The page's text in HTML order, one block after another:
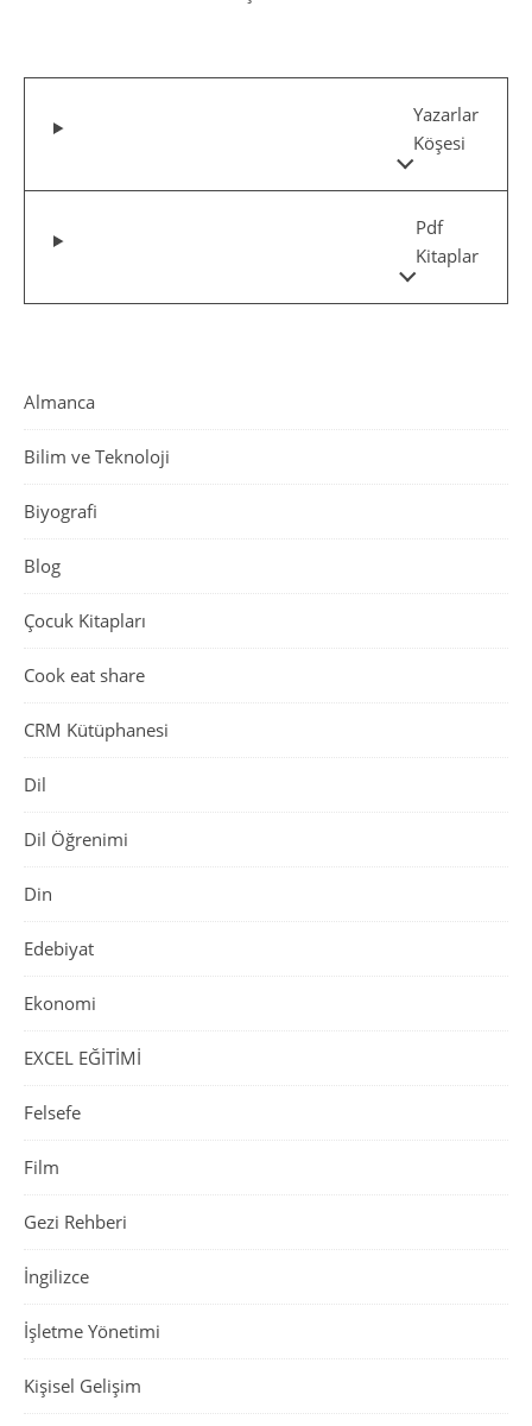
Yazarlar
Köşesi
Pdf
Kitaplar
Almanca
Bilim ve Teknoloji
Biyografi
Blog
Çocuk Kitapları
Cook eat share
CRM Kütüphanesi
Dil
Dil Öğrenimi
Din
Edebiyat
Ekonomi
EXCEL EĞİTİMİ
Felsefe
Film
Gezi Rehberi
İngilizce
İşletme Yönetimi
Kişisel Gelişim